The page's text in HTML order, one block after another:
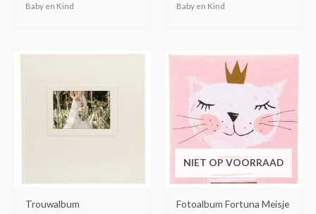
Baby en Kind Baby en Kind
Trouwalbum
NIET OP VOORRAAD
Fotoalbum Fortuna Meisje